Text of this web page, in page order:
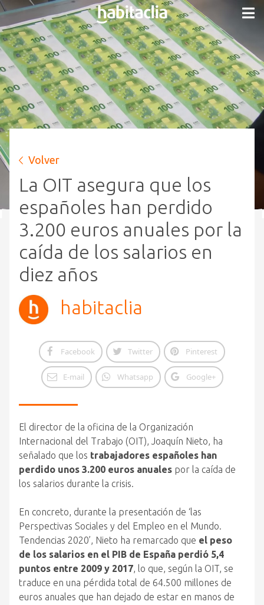
Volver
La OIT asegura que los
españoles han perdido
3.200 euros anuales por la
caída de los salarios en
diez años
habitaclia
Facebook Twitter Pinterest
E-mail Whatsapp Google+
El director de la oficina de la Organización
Internacional del Trabajo (OIT), Joaquín Nieto, ha
señalado que los trabajadores españoles han
perdido unos 3.200 euros anuales por la caída de
los salarios durante la crisis.
En concreto, durante la presentación de ‘las
Perspectivas Sociales y del Empleo en el Mundo.
Tendencias 2020’, Nieto ha remarcado que el peso
de los salarios en el PIB de España perdió 5,4
puntos entre 2009 y 2017, lo que, según la OIT, se
traduce en una pérdida total de 64.500 millones de
euros anuales que han dejado de estar en manos de